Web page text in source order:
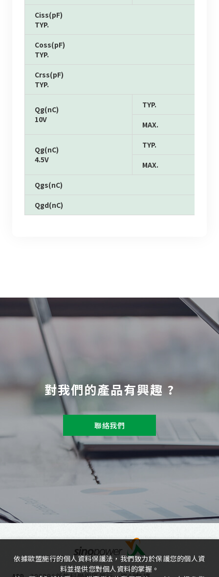
Ciss(pF)
TYP.
Coss(pF)
TYP.
Crss(pF)
TYP.
Qg(nC)
10V
TYP.
MAX.
Qg(nC)
4.5V
TYP.
MAX.
Qgs(nC)
Qgd(nC)
對我們的產品有興趣 ?
聯絡我們
依據歐盟施行的個人資料保護法，我們致力於保護您的個人資
料並提供您對個人資料的掌握。